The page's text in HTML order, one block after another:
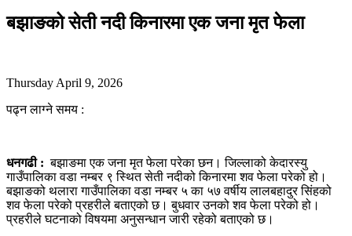
बझाङको सेती नदी किनारमा एक जना मृत फेला
Thursday April 9, 2026
पढ्न लाग्ने समय :
धनगढी : बझाङमा एक जना मृत फेला परेका छन। जिल्लाको केदारस्यु
गाउँपालिका वडा नम्बर ९ स्थित सेती नदीको किनारमा शव फेला परेको हो।
बझाङको थलारा गाउँपालिका वडा नम्बर ५ का ५७ वर्षीय लालबहादुर सिंहको
शव फेला परेको प्रहरीले बताएको छ। बुधवार उनको शव फेला परेको हो।
प्रहरीले घटनाको विषयमा अनुसन्धान जारी रहेको बताएको छ।